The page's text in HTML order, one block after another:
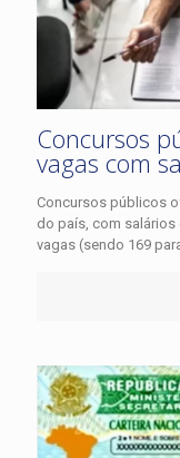
Concursos
vagas com
Concursos públicos
do país, com salários
vagas (sendo 169